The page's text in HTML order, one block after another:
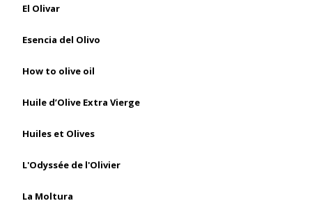
El Olivar
Esencia del Olivo
How to olive oil
Huile d’Olive Extra Vierge
Huiles et Olives
L'Odyssée de l'Olivier
La Moltura